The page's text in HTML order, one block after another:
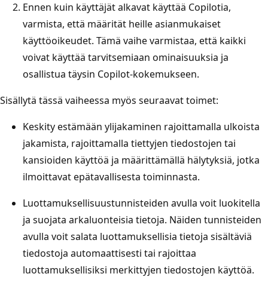
Ennen kuin käyttäjät alkavat käyttää Copilotia,
varmista, että määrität heille asianmukaiset
käyttöoikeudet. Tämä vaihe varmistaa, että kaikki
voivat käyttää tarvitsemiaan ominaisuuksia ja
osallistua täysin Copilot-kokemukseen.
Sisällytä tässä vaiheessa myös seuraavat toimet:
Keskity estämään ylijakaminen rajoittamalla ulkoista
jakamista, rajoittamalla tiettyjen tiedostojen tai
kansioiden käyttöä ja määrittämällä hälytyksiä, jotka
ilmoittavat epätavallisesta toiminnasta.
Luottamuksellisuustunnisteiden avulla voit luokitella
ja suojata arkaluonteisia tietoja. Näiden tunnisteiden
avulla voit salata luottamuksellisia tietoja sisältäviä
tiedostoja automaattisesti tai rajoittaa
luottamuksellisiksi merkittyjen tiedostojen käyttöä.